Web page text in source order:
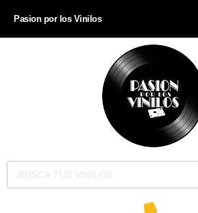
Pasion por los Vinilos